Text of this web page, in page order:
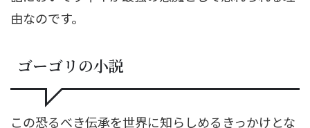
由なのです。
ゴーゴリの小説
この恐るべき伝承を世界に知らしめるきっかけとな